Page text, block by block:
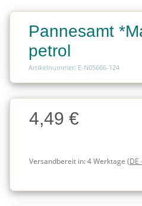
Pannesamt
petrol
Artikelnummer: E-N05666-124
Charge
Charge4,49 €
Versandbereit in:4 Werktage (DE